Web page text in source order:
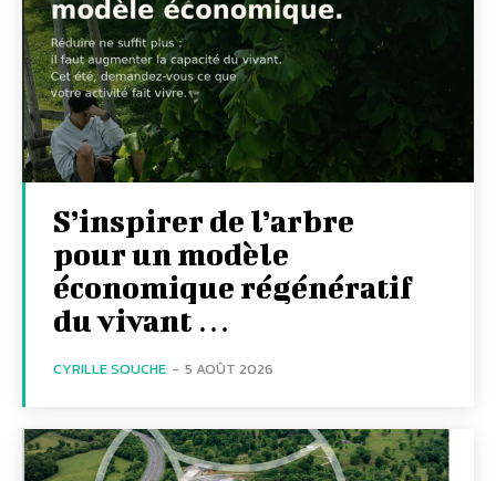
S’inspirer de l’arbre
pour un modèle
économique régénératif
du vivant …
CYRILLE SOUCHE - 5 AOÛT 2026